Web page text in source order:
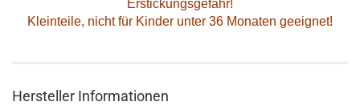
Erstickungsgefahr!
Kleinteile, nicht für Kinder unter 36 Monaten geeignet!
Hersteller Informationen